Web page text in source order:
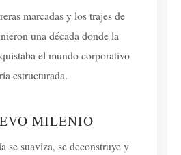
marcadas y los trajes de
una década donde la
el mundo corporativo
estructurada.
MILENIO
se suaviza, se deconstruye y